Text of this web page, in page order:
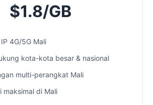
$1.8/GB
4G/5G Mali
kota-kota besar & nasional
multi-perangkat Mali
maksimal di Mali